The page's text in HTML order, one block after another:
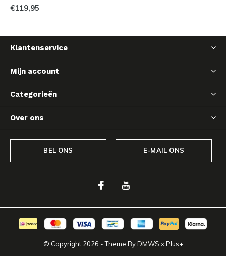
€119,95
Klantenservice
Mijn account
Categorieën
Over ons
BEL ONS E-MAIL ONS
© Copyright 2026 - Theme ByDMWS xPlus+